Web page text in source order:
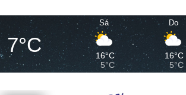
7°C
Sá
16°C
5°C
Do
16°C
5°C